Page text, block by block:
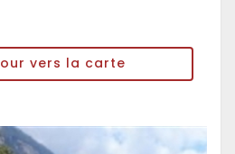
vers la carte